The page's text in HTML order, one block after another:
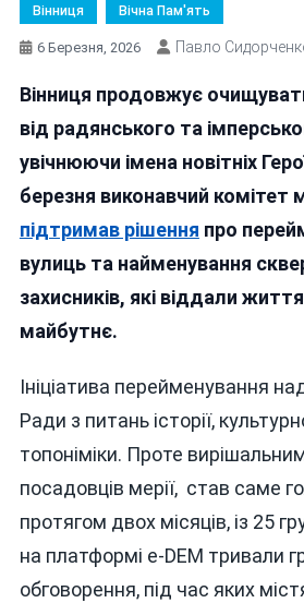
Вінниця Вічна Пам'ять
6 Березня, 2026 Павло
Вінниця продовжує
від радянського та
увічнюючи імена новітніх
березня виконавчий комітет
підтримав рішення про
вулиць та найменування
захисників, які віддали
майбутнє.
Ініціатива перейменування
Ради з питань історії,
топоніміки. Проте
посадовців мерії, став саме
протягом двох місяців, із 25
на платформі e-DEM тривали
обговорення, під час яких